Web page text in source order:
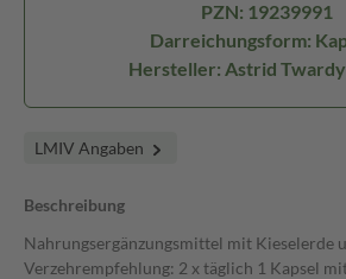
PZN: 19239991
Darreichungsform:
Hersteller: Astrid
LMIV Angaben
Beschreibung
Nahrungsergänzungsmittel mit Kieselerde
Verzehrempfehlung: 2 x täglich 1 Kapsel